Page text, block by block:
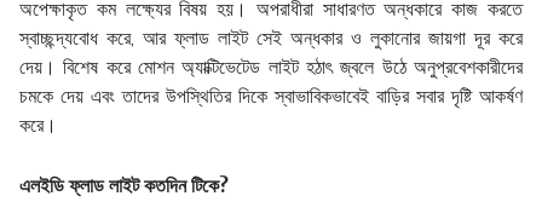
অপেক্ষাকৃত কম লক্ষ্যের বিষয় হয়। অপরাধীরা সাধারণত অন্ধকারে কাজ করতে
স্বাচ্ছন্দ্যবোধ করে, আর ফ্লাড লাইট সেই অন্ধকার ও লুকানোর জায়গা দূর করে
দেয়। বিশেষ করে মোশন অ্যাক্টিভেটেড লাইট হঠাৎ জ্বলে উঠে অনুপ্রবেশকারীদের
চমকে দেয় এবং তাদের উপস্থিতির দিকে স্বাভাবিকভাবেই বাড়ির সবার দৃষ্টি আকর্ষণ
করে।
এলইডি ফ্লাড লাইট কতদিন টিকে?